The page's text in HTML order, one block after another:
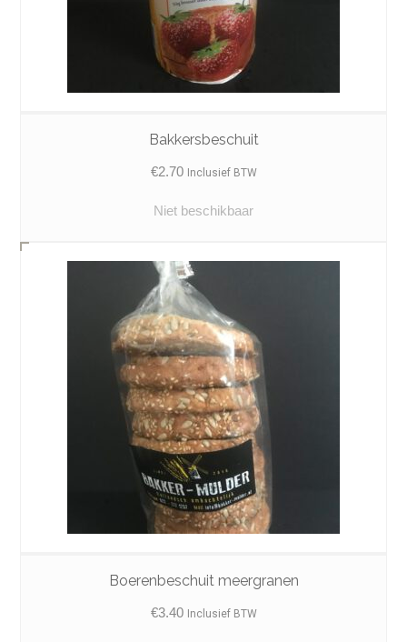
Bakkersbeschuit
€2.70 Inclusief BTW
Niet beschikbaar
Boerenbeschuit meergranen
€3.40 Inclusief BTW